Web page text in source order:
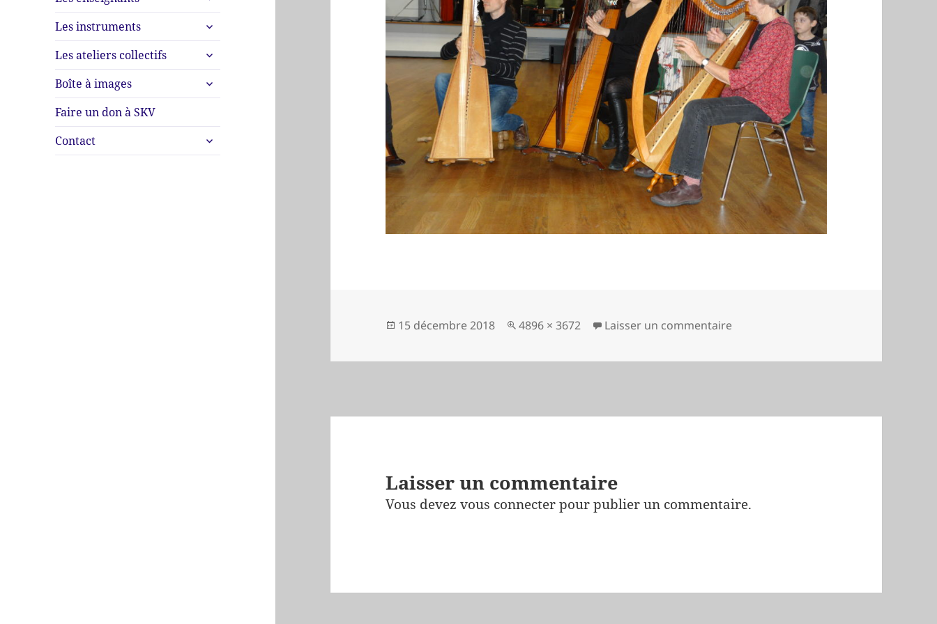
menu
le
sous-
menu
Les instruments
ouvrir
le
sous-
menu
Les ateliers collectifs
ouvrir
le
sous-
menu
Boîte à images
ouvrir
le
menu
Faire un don à SKV
Contact
ouvrir
le
Publié
15 décembre 2018
Taille
4896 × 3672 Laisser un commentairesur DSC06152
Laisser un commentaire
Vous devezvous connecterpour publier un commentaire.